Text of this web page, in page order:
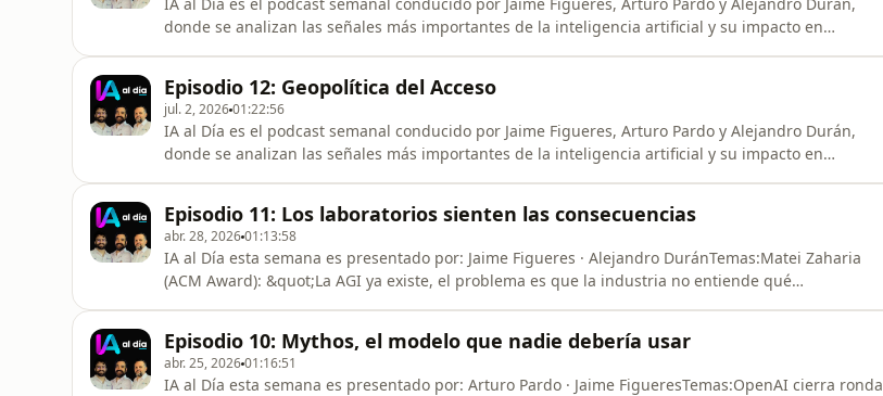
donde se analizan las señales más importantes de la inteligencia artificial y su impacto en
suspensión y restauración del acces
Episodio 12: Geopolítica del Acceso
jul. 2, 202601:22:56
IA al Día es el podcast semanal conducido por Jaime Figueres, Arturo Pardo y Alejandro Durán,
donde se analizan las señales más importantes de la inteligencia artificial y su impacto en
ecosistema de IA gen
Episodio 11: Los laboratorios sienten las consecuencias
abr. 28, 202601:13:58
IA al Día esta semana es presentado por: Jaime Figueres · Alejandro DuránTemas:Matei Zaharia
(ACM Award): &quot;La AGI ya existe, el problema es que la industria no entiende qué
reales de construir tecnología a
Episodio 10: Mythos, el modelo que nadie debería usar
abr. 25, 202601:16:51
IA al Día esta semana es presentado por: Arturo Pardo · Jaime FigueresTemas:OpenAI cierra ronda